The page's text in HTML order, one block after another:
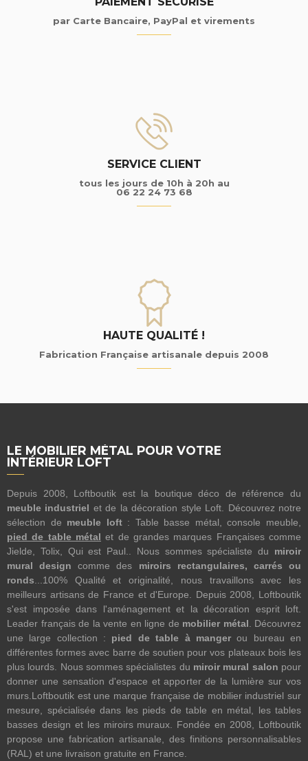
par Carte Bancaire, PayPal et virements
SERVICE CLIENT
tous les jours de 10h à 20h au
06 22 24 73 68
HAUTE QUALITÉ !
Fabrication Française artisanale depuis 2008
LE MOBILIER MÉTAL POUR VOTRE
INTÉRIEUR LOFT
Depuis 2008, Loftboutik est la boutique déco de référence du
meuble industriel et de la décoration style Loft. Découvrez notre
sélection de meuble loft: Table basse métal, console meuble,
pied de table métal et de grandes marques Françaises comme
Jielde, Tolix, Qui est Paul.. Nous sommes spécialiste du miroir
mural design comme des miroirs rectangulaires, carrés ou
ronds ...100% Qualité et originalité, nous travaillons avec les
meilleurs artisans de France et d'Europe. Depuis 2008, Loftboutik
s'est imposée dans l'aménagement et la décoration esprit loft.
Leader français de la vente en ligne de mobilier métal . Découvrez
une large collection : pied de table à mangerou bureau en
différentes formes avec barre de soutien pour vos plateaux bois les
plus lourds. Nous sommes spécialistes du miroir mural salon pour
donner une sensation d'espace et apporter de la lumière sur vos
murs.Loftboutik est une marque française de mobilier industriel sur
mesure, spécialisée dans les pieds de table en métal, les tables
basses design et les miroirs muraux. Fondée en 2008, Loftboutik
propose une fabrication artisanale, des finitions personnalisables
(RAL) et une livraison gratuite en France.